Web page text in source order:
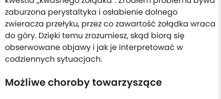
zaburzona perystaltyka i osłabienie dolnego
zwieracza przełyku, przez co zawartość żołądka wraca
do góry. Dzięki temu zrozumiesz, skąd biorą się
obserwowane objawy i jak je interpretować w
codziennych sytuacjach.
Możliwe choroby towarzyszące